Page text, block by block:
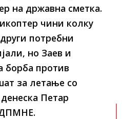
на државна сметка.
чини колку
потребни
но Заев и
борба против
за летање со
Петар